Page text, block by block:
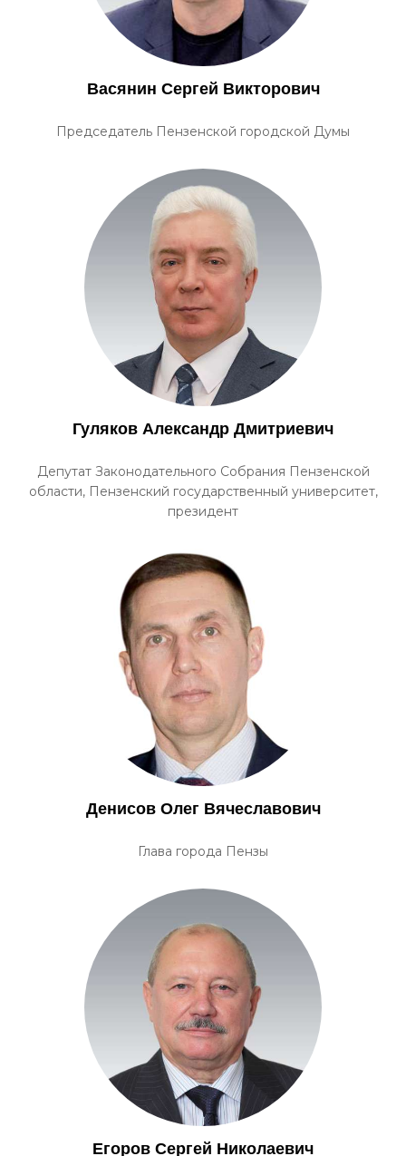
Васянин Сергей Викторович
Председатель Пензенской городской Думы
Гуляков Александр Дмитриевич
Депутат Законодательного Собрания Пензенской
области, Пензенский государственный университет,
президент
Денисов Олег Вячеславович
Глава города Пензы
Егоров Сергей Николаевич